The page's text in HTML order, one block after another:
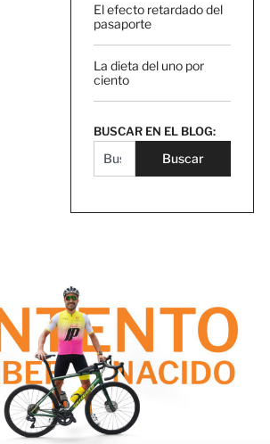
El efecto retardado del
pasaporte
La dieta del uno por
ciento
BUSCAR EN EL BLOG:
Buscar